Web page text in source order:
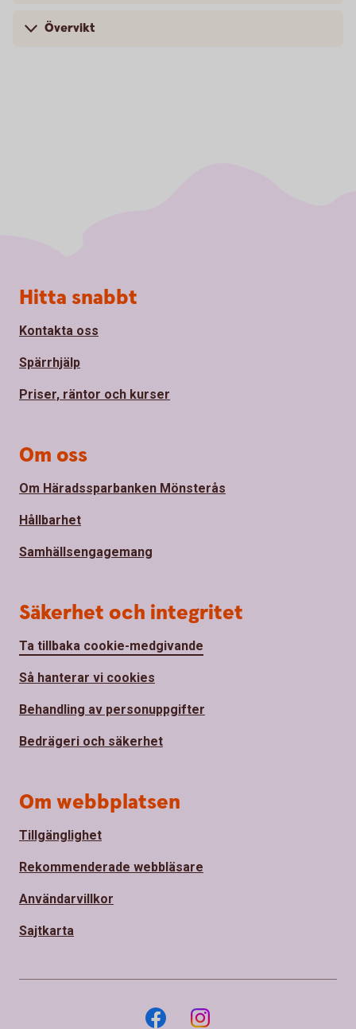
Övervikt
Sidfot
Hitta snabbt
Kontakta oss
Spärrhjälp
Priser, räntor och kurser
Om oss
Om Häradssparbanken Mönsterås
Hållbarhet
Samhällsengagemang
Säkerhet och integritet
Ta tillbaka cookie-medgivande
Så hanterar vi cookies
Behandling av personuppgifter
Bedrägeri och säkerhet
Om webbplatsen
Tillgänglighet
Rekommenderade webbläsare
Användarvillkor
Sajtkarta